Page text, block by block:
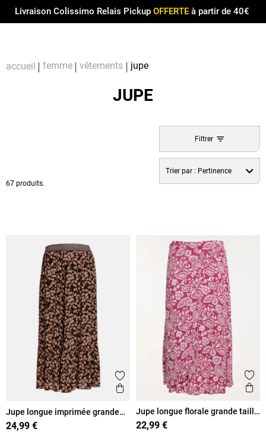
Livraison Colissimo Relais Pickup OFFERTEà partir de 40€
accueil femme vêtements jupe
JUPE
67 produits.
Filtrer
Trier par : Pertinence
Ajouter aux favoris
Aperçu rapide
Jupe longue imprimée grande
taille femme
24,99 €
Jupe longue florale grande taille
femme
22,99 €